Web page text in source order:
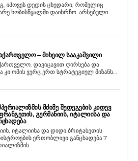
იპოვეს დედის ცხედარი, რომელიც
ხობისწყალში დაიხრჩო. არსებული
– ᲛᲘᲮᲔᲘᲚ ᲡᲐᲐᲙᲐᲨᲕᲘᲚᲘ
დავიცავით ღირსება და
ომის ვერც ერთ სტრატეგიულ მიზანს...
ᲛᲫᲘᲛᲔ ᲨᲔᲓᲔᲒᲔᲑᲘᲡ ᲙᲘᲓᲔᲕ
ᲒᲔᲠᲛᲐᲜᲘᲘᲡ, ᲘᲢᲐᲚᲘᲘᲡᲐ ᲓᲐ
იტალიისა და დიდი ბრიტანეთის
ერთობლივი განცხადება 7